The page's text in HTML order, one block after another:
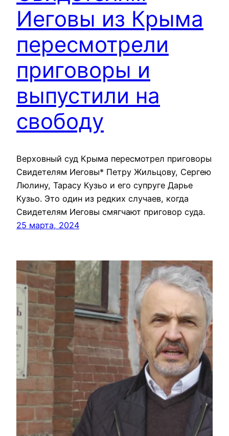
Иеговы из Крыма
пересмотрели
приговоры и
выпустили на
свободу
Верховный суд Крыма пересмотрел приговоры
Свидетелям Иеговы* Петру Жильцову, Сергею
Люлину, Тарасу Кузьо и его супруге Дарье
Кузьо. Это один из редких случаев, когда
Свидетелям Иеговы смягчают приговор суда.
25 марта, 2024